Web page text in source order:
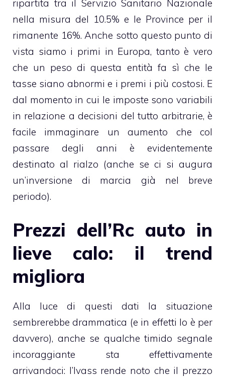
ripartita tra il Servizio Sanitario Nazionale
nella misura del 10.5% e le Province per il
rimanente 16%. Anche sotto questo punto di
vista siamo i primi in Europa, tanto è vero
che un peso di questa entità fa sì che le
tasse siano abnormi e i premi i più costosi. E
dal momento in cui le imposte sono variabili
in relazione a decisioni del tutto arbitrarie, è
facile immaginare un aumento che col
passare degli anni è evidentemente
destinato al rialzo (anche se ci si augura
un’inversione di marcia già nel breve
periodo).
Prezzi dell’Rc auto in
lieve calo: il trend
migliora
Alla luce di questi dati la situazione
sembrerebbe drammatica (e in effetti lo è per
davvero), anche se qualche timido segnale
incoraggiante sta effettivamente
arrivandoci: l’Ivass rende noto che il prezzo